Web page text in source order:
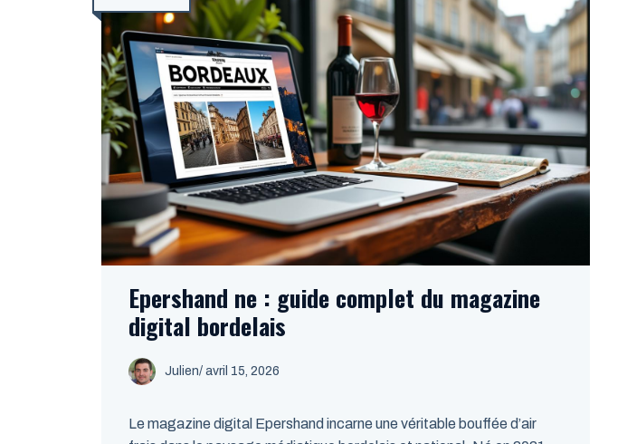
Epershand ne : guide complet du magazine
digital bordelais
Julien/ avril 15, 2026
Le magazine digital Epershand incarne une véritable bouffée d’air